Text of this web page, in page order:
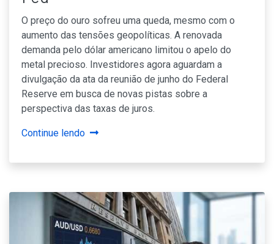
O preço do ouro sofreu uma queda, mesmo com o
aumento das tensões geopolíticas. A renovada
demanda pelo dólar americano limitou o apelo do
metal precioso. Investidores agora aguardam a
divulgação da ata da reunião de junho do Federal
Reserve em busca de novas pistas sobre a
perspectiva das taxas de juros.
Continue lendo